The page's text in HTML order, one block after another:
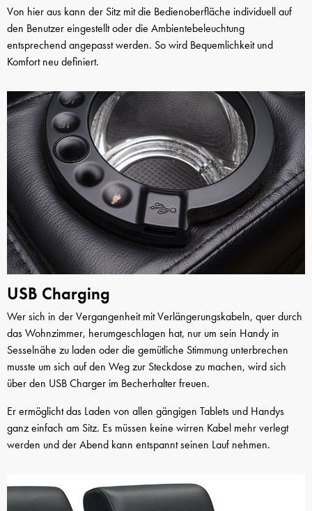
Von hier aus kann der Sitz mit die Bedienoberfläche individuell auf
den Benutzer eingestellt oder die Ambientebeleuchtung
entsprechend angepasst werden. So wird Bequemlichkeit und
Komfort neu definiert.
USB Charging
Wer sich in der Vergangenheit mit Verlängerungskabeln, quer durch
das Wohnzimmer, herumgeschlagen hat, nur um sein Handy in
Sesselnähe zu laden oder die gemütliche Stimmung unterbrechen
musste um sich auf den Weg zur Steckdose zu machen, wird sich
über den USB Charger im Becherhalter freuen.
Er ermöglicht das Laden von allen gängigen Tablets und Handys
ganz einfach am Sitz. Es müssen keine wirren Kabel mehr verlegt
werden und der Abend kann entspannt seinen Lauf nehmen.